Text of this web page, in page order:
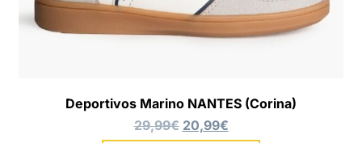
Deportivos Marino NANTES (Corina)
29,99€ 20,99€